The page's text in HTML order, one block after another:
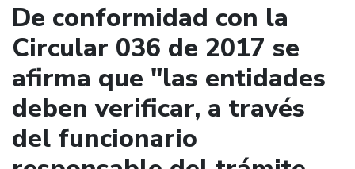
De conformidad con la
Circular 036 de 2017 se
afirma que "las entidades
deben verificar, a través
del funcionario